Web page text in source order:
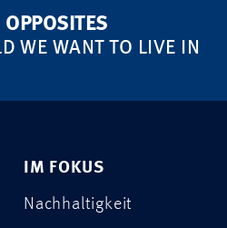
WE WANT TO LIVE IN
IM FOKUS
Nachhaltigkeit